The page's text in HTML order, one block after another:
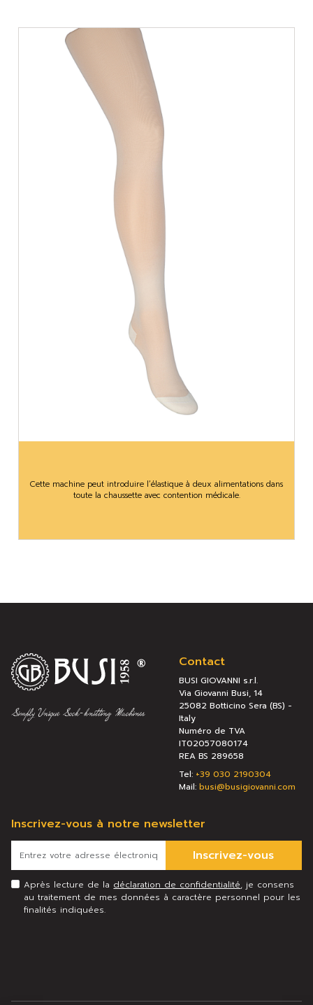
Cette machine peut introduire l’élastique à deux alimentations dans
toute la chaussette avec contention médicale.
Contact
BUSI GIOVANNI s.r.l.
Via Giovanni Busi, 14
25082 Botticino Sera (BS) -
Italy
Numéro de TVA
IT02057080174
REA BS 289658
Tel: +39 030 2190304
Mail: busi@busigiovanni.com
Inscrivez-vous à notre newsletter
Inscrivez-vous
Après lecture de la déclaration de confidentialité, je consens
au traitement de mes données à caractère personnel pour les
finalités indiquées.